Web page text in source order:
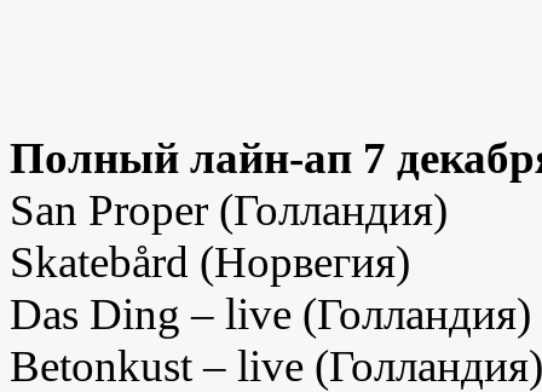
Полный лайн-ап 7
San Proper (Голландия)
Skatebård (Норвегия)
Das Ding – live (Голландия)
Betonkust– live (Голландия)